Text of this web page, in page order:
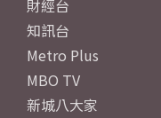
財經台
知訊台
Metro Plus
MBO TV
新城八大家